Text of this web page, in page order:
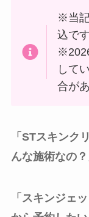
※当
込です
して
合が
「STスキンク
んな施術なの？
「スキンジェ